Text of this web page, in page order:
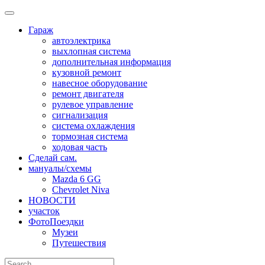
Skip
contentГараж
автоэлектрика
выхлопная система
дополнительная информация
кузовной ремонт
навесное оборудование
ремонт двигателя
рулевое управление
сигнализация
система охлаждения
тормозная система
ходовая часть
Сделай сам.
мануалы/схемы
Mazda 6 GG
Chevrolet Niva
НОВОСТИ
участок
ФотоПоездки
Музеи
Путешествия
Search